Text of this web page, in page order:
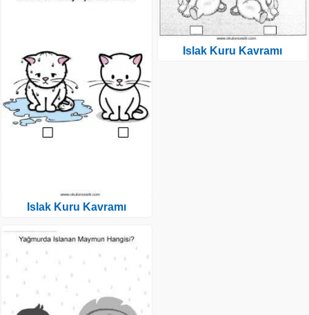
Islak Kuru Kavramı
Islak Kuru Kavramı